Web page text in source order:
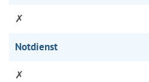
✗
Notdienst
✗